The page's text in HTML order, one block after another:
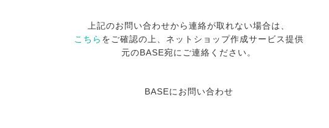
上記のお問い合わせから連絡が取れない場合は、
こちら をご確認の上、ネットショップ作成サービス提供
元のBASE宛にご連絡ください。
BASEにお問い合わせ